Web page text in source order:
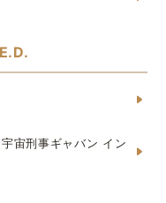
宙刑事ギャバン イン